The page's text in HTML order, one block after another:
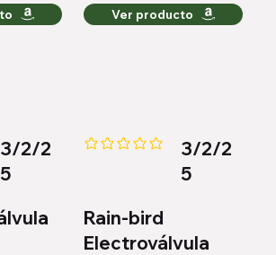
Ver producto
es 4.3 de 5
3/2/2
5
Aún no hay calificaciones
3/2/2
5
Rain-bird
Electroválvula